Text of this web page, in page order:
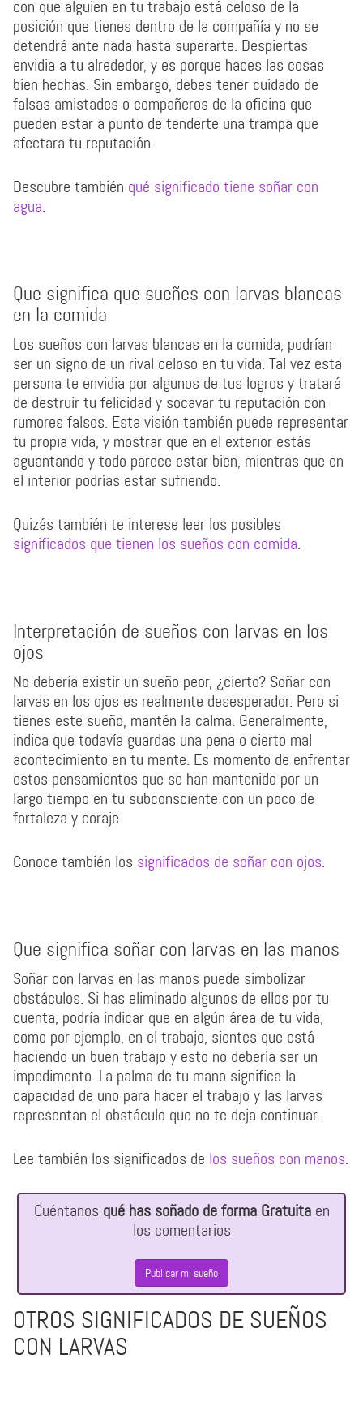
con que alguien en tu trabajo está celoso de la
posición que tienes dentro de la compañía y no se
detendrá ante nada hasta superarte. Despiertas
envidia a tu alrededor, y es porque haces las cosas
bien hechas. Sin embargo, debes tener cuidado de
falsas amistades o compañeros de la oficina que
pueden estar a punto de tenderte una trampa que
afectara tu reputación.
Descubre también qué significado tiene soñar con
agua.
Que significa que sueñes con larvas blancas
en la comida
Los sueños con larvas blancas en la comida, podrían
ser un signo de un rival celoso en tu vida. Tal vez esta
persona te envidia por algunos de tus logros y tratará
de destruir tu felicidad y socavar tu reputación con
rumores falsos. Esta visión también puede representar
tu propia vida, y mostrar que en el exterior estás
aguantando y todo parece estar bien, mientras que en
el interior podrías estar sufriendo.
Quizás también te interese leer los posibles
significados que tienen los sueños con comida.
Interpretación de sueños con larvas en los
ojos
No debería existir un sueño peor, ¿cierto? Soñar con
larvas en los ojos es realmente desesperador. Pero si
tienes este sueño, mantén la calma. Generalmente,
indica que todavía guardas una pena o cierto mal
acontecimiento en tu mente. Es momento de enfrentar
estos pensamientos que se han mantenido por un
largo tiempo en tu subconsciente con un poco de
fortaleza y coraje.
Conoce también los significados de soñar con ojos.
Que significa soñar con larvas en las manos
Soñar con larvas en las manos puede simbolizar
obstáculos. Si has eliminado algunos de ellos por tu
cuenta, podría indicar que en algún área de tu vida,
como por ejemplo, en el trabajo, sientes que está
haciendo un buen trabajo y esto no debería ser un
impedimento. La palma de tu mano significa la
capacidad de uno para hacer el trabajo y las larvas
representan el obstáculo que no te deja continuar.
Lee también los significados de los sueños con manos.
Cuéntanos qué has soñado de forma Gratuitaen
los comentarios
Publicar mi sueño
OTROS SIGNIFICADOS DE SUEÑOS
CON LARVAS